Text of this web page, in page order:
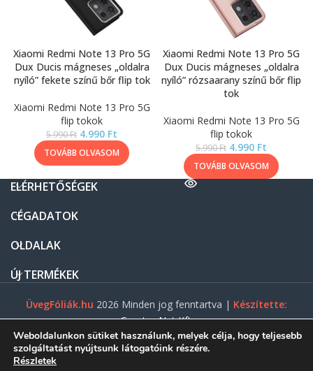
Xiaomi Redmi Note 13 Pro 5G
Dux Ducis mágneses „oldalra
nyíló” fekete színű bőr flip tok
Xiaomi Redmi Note 13 Pro 5G
flip tokok
5.990Ft 4.990 Ft
TOVÁBB OLVASOM
Xiaomi Redmi Note 13 Pro 5G
Dux Ducis mágneses „oldalra
nyíló” rózsaarany színű bőr flip
tok
Xiaomi Redmi Note 13 Pro 5G
flip tokok
5.990Ft 4.990 Ft
TOVÁBB OLVASOM
ELÉRHETŐSÉGEK
CÉGADATOK
OLDALAK
ÚJ TERMÉKEK
ÜvegFóliák.hu 2026 Minden jog fenntartva | Készítette:
Gasztro Net Kft.
Weboldalunkon sütiket használunk, melyek célja, hogy teljesebb
szolgáltatást nyújtsunk látogatóink részére.
Részletek